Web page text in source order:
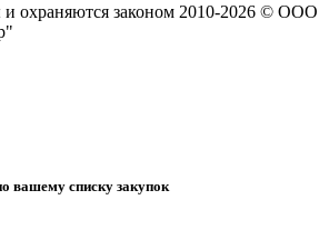
охраняются законом 2010-2026 © ООО
вашему списку закупок